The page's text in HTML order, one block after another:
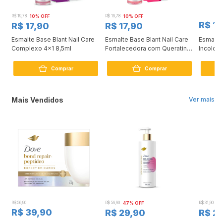
R$ 19,78 10% OFF
R$ 17,90
Esmalte Base Blant Nail Care
Complexo 4x1 8,5ml
Comprar
R$ 19,78 10% OFF
R$ 17,90
Esmalte Base Blant Nail Care
Fortalecedora com Queratina
Comprar
R$
Incolor
Ver mais
Mais Vendidos
R$ 56,90
R$ 39,90
R$ 56,90 47% OFF
R$ 29,90
R$ 31,90
R$